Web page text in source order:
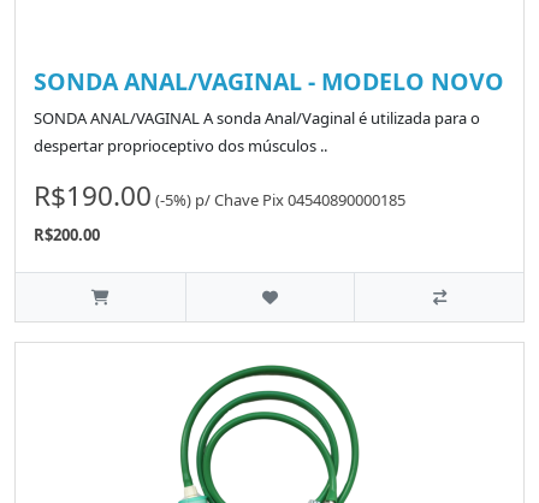
SONDA ANAL/VAGINAL - MODELO NOVO
SONDA ANAL/VAGINAL A sonda Anal/Vaginal é utilizada para o
despertar proprioceptivo dos músculos ..
R$190.00 (-5%) p/Chave Pix 04540890000185
R$200.00